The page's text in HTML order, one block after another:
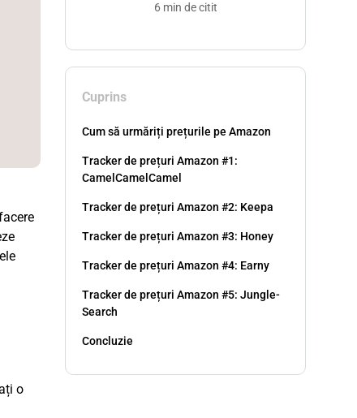
6 min de citit
Cuprins
Cum să urmăriți prețurile pe Amazon
Tracker de prețuri Amazon #1:
CamelCamelCamel
Tracker de prețuri Amazon #2: Keepa
Tracker de prețuri Amazon #3: Honey
Tracker de prețuri Amazon #4: Earny
Tracker de prețuri Amazon #5: Jungle-
Search
Concluzie
o